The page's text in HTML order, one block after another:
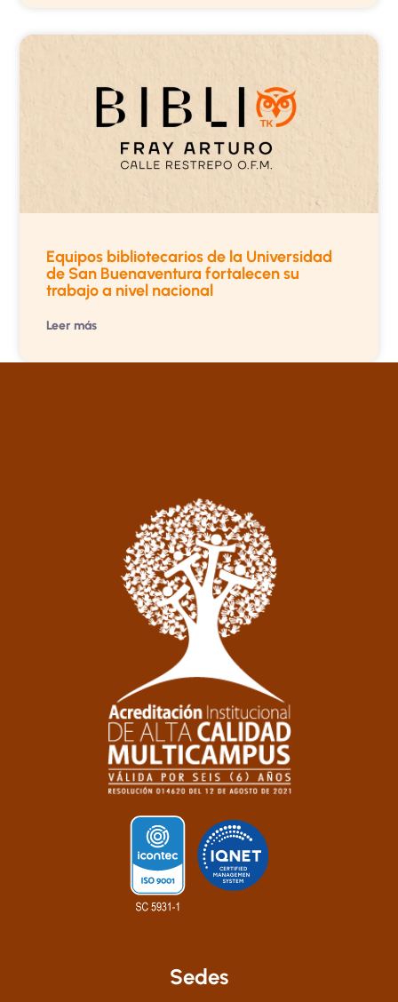
Equipos bibliotecarios de la Universidad
de San Buenaventura fortalecen su
trabajo a nivel nacional
Leer más
Sedes